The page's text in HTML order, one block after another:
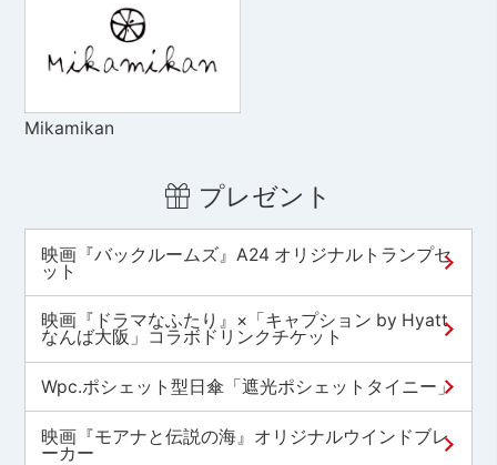
Mikamikan
プレゼント
映画『バックルームズ』A24 オリジナルトランプセ
ット
映画『ドラマなふたり』×「キャプション by Hyatt
なんば大阪」コラボドリンクチケット
Wpc.ポシェット型日傘「遮光ポシェットタイニー」
映画『モアナと伝説の海』オリジナルウインドブレ
ーカー